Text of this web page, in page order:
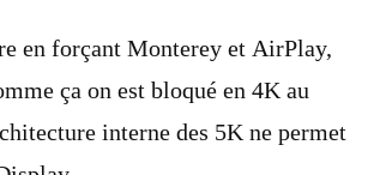
en forçant Monterey et AirPlay,
ça on est bloqué en 4K au
interne des 5K ne permet